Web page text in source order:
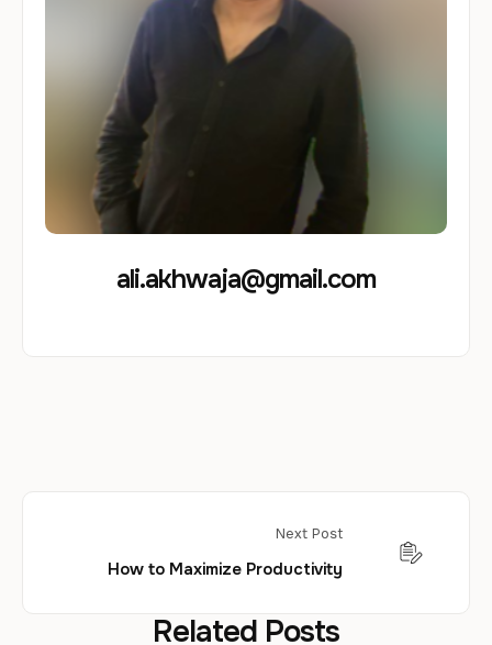
ali.akhwaja@gmail.com
Next Post
How to Maximize Productivity
Related Posts